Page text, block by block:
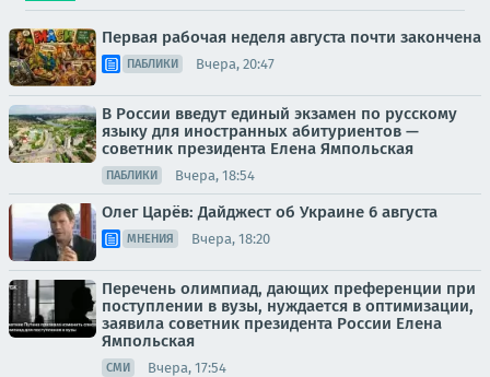
Первая рабочая неделя августа почти закончена
ПАБЛИКИ Вчера, 20:47
В России введут единый экзамен по русскому
языку для иностранных абитуриентов —
советник президента Елена Ямпольская
ПАБЛИКИ Вчера, 18:54
Олег Царёв: Дайджест об Украине 6 августа
МНЕНИЯ Вчера, 18:20
Перечень олимпиад, дающих преференции при
поступлении в вузы, нуждается в оптимизации,
заявила советник президента России Елена
Ямпольская
СМИ Вчера, 17:54